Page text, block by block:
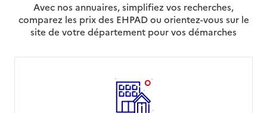
Avec nos annuaires, simplifiez vos recherches,
comparez les prix des EHPAD ou orientez-vous sur le
site de votre département pour vos démarches